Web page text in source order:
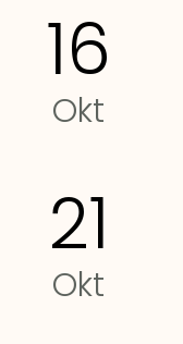
16
Okt
21
Okt